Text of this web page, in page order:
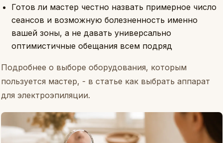
Готов ли мастер честно назвать примерное число
сеансов и возможную болезненность именно
вашей зоны, а не давать универсально
оптимистичные обещания всем подряд
Подробнее о выборе оборудования, которым
пользуется мастер, - в статье как выбрать аппарат
для электроэпиляции.